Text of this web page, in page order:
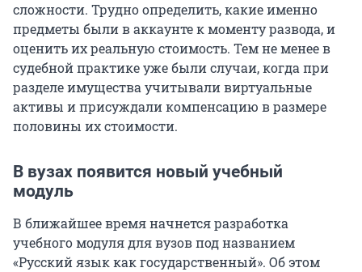
сложности. Трудно определить, какие именно
предметы были в аккаунте к моменту развода, и
оценить их реальную стоимость. Тем не менее в
судебной практике уже были случаи, когда при
разделе имущества учитывали виртуальные
активы и присуждали компенсацию в размере
половины их стоимости.
В вузах появится новый учебный
модуль
В ближайшее время начнется разработка
учебного модуля для вузов под названием
«Русский язык как государственный». Об этом